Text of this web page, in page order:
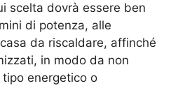
scelta dovrà essere ben
di potenza, alle
da riscaldare, affinché
in modo da non
energetico o